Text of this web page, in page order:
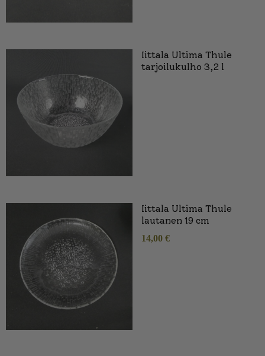
Iittala Ultima Thule
tarjoilukulho 3,2 l
Iittala Ultima Thule
lautanen 19 cm
14,00 €